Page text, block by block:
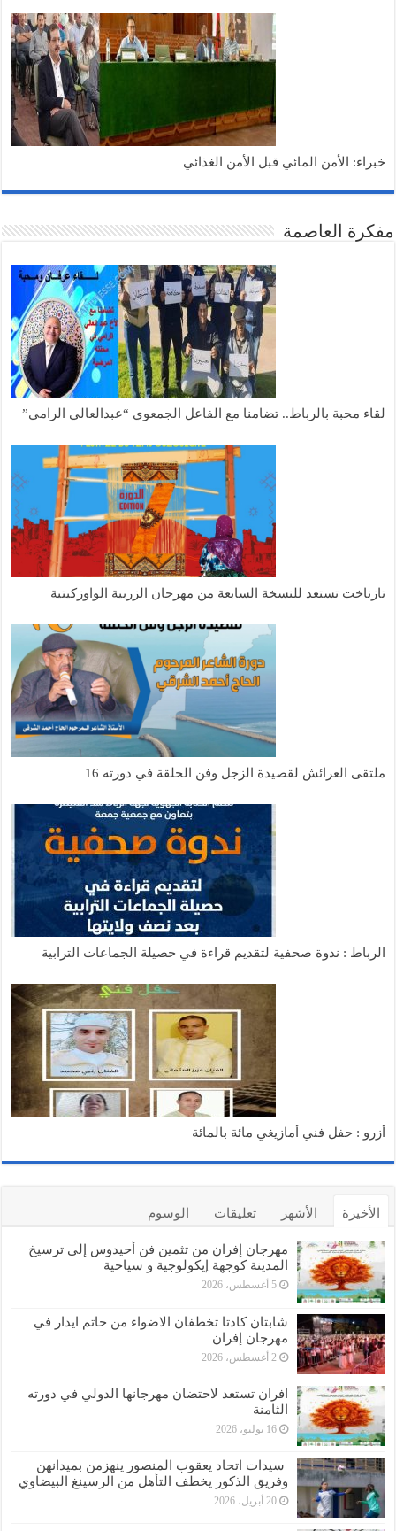
خبراء: الأمن المائي قبل الأمن الغذائي
مفكرة العاصمة
لقاء محبة بالرباط.. تضامنا مع الفاعل الجمعوي “عبدالعالي الرامي”
تازناخت تستعد للنسخة السابعة من مهرجان الزربية الواوزكيتية
ملتقى العرائش لقصيدة الزجل وفن الحلقة في دورته 16
الرباط : ندوة صحفية لتقديم قراءة في حصيلة الجماعات الترابية
أزرو : حفل فني أمازيغي مائة بالمائة
الأخيرة الأشهر تعليقات الوسوم
مهرجان إفران من تثمين فن أحيدوس إلى ترسيخ
المدينة كوجهة إيكولوجية و سياحية
5 أغسطس، 2026
شابتان كادتا تخطفان الاضواء من حاتم ايدار في
مهرجان إفران
2 أغسطس، 2026
افران تستعد لاحتضان مهرجانها الدولي في دورته
الثامنة
16 يوليو، 2026
سيدات اتحاد يعقوب المنصور ينهزمن بميدانهن
وفريق الذكور يخطف التأهل من الرسينغ البيضاوي
20 أبريل، 2026